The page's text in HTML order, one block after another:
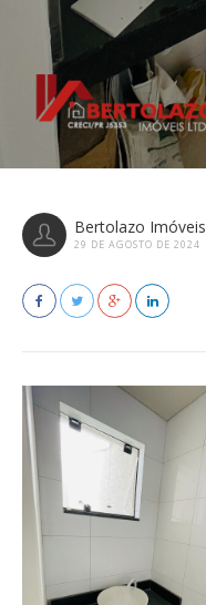
Bertolazo Imóveis
29 DE AGOSTO DE 2024